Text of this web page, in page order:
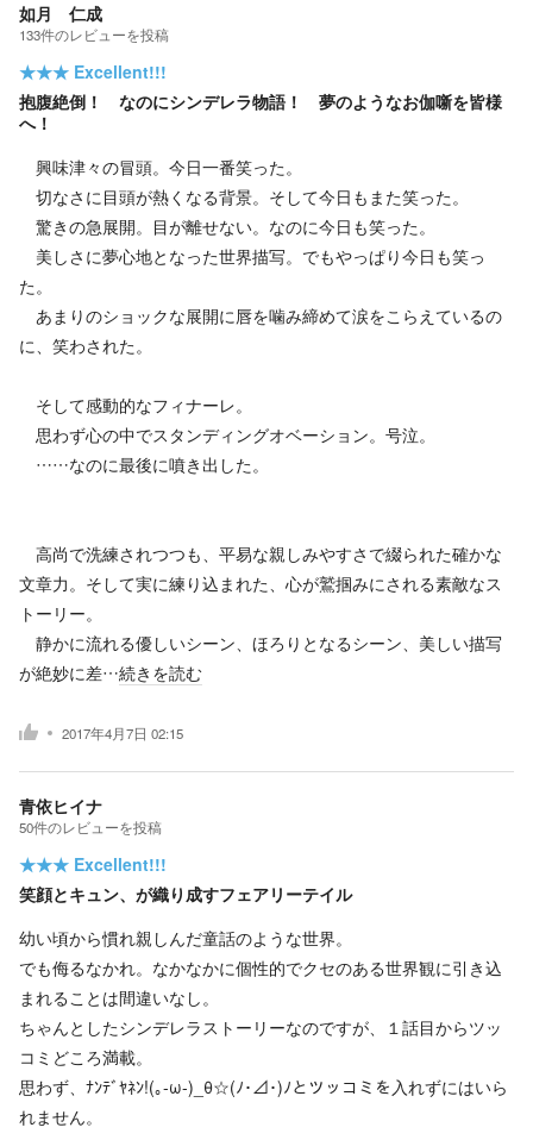
如月 仁成
133件のレビューを投稿
★★★ Excellent!!!
抱腹絶倒！ なのにシンデレラ物語！ 夢のようなお伽噺を皆様
へ！
興味津々の冒頭。今日一番笑った。
切なさに目頭が熱くなる背景。そして今日もまた笑った。
驚きの急展開。目が離せない。なのに今日も笑った。
美しさに夢心地となった世界描写。でもやっぱり今日も笑っ
た。
あまりのショックな展開に唇を噛み締めて涙をこらえているの
に、笑わされた。
そして感動的なフィナーレ。
思わず心の中でスタンディングオベーション。号泣。
……なのに最後に噴き出した。
高尚で洗練されつつも、平易な親しみやすさで綴られた確かな
文章力。そして実に練り込まれた、心が鷲掴みにされる素敵なス
トーリー。
静かに流れる優しいシーン、ほろりとなるシーン、美しい描写
が絶妙に差…続きを読む
2017年4月7日 02:15
青依ヒイナ
50件のレビューを投稿
★★★ Excellent!!!
笑顔とキュン、が織り成すフェアリーテイル
幼い頃から慣れ親しんだ童話のような世界。
でも侮るなかれ。なかなかに個性的でクセのある世界観に引き込
まれることは間違いなし。
ちゃんとしたシンデレラストーリーなのですが、１話目からツッ
コミどころ満載。
思わず、ﾅﾝﾃﾞﾔﾈﾝ!(｡-ω-)_θ☆(ﾉ･⊿･)ﾉとツッコミを入れずにはいら
れません。